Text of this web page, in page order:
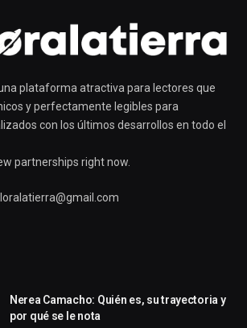
plataforma atractiva para lectores que
y perfectamente legibles para
con los últimos desarrollos en todo el
partnerships right now.
Nerea Camacho: Quién es, su trayectoria y
por qué se le nota